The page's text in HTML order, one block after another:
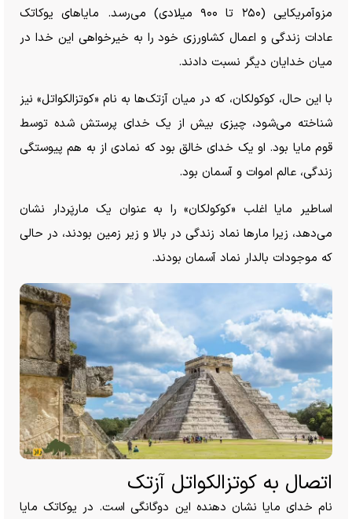
مزوآمریکایی (۲۵۰ تا ۹۰۰ میلادی) می‌رسد. مایا‌های یوکاتک
عادات زندگی و اعمال کشاورزی خود را به خیرخواهی این خدا در
میان خدایان دیگر نسبت دادند.
با این حال، کوکولکان، که در میان آزتک‌ها به نام «کوتزالکواتل» نیز
شناخته می‌شود، چیزی بیش از یک خدای پرستش شده توسط
قوم مایا بود. او یک خدای خالق بود که نمادی از به هم پیوستگی
زندگی، عالم اموات و آسمان بود.
اساطیر مایا اغلب «کوکولکان» را به عنوان یک مارپَردار نشان
می‌دهد، زیرا مار‌ها نماد زندگی در بالا و زیر زمین بودند، در حالی
که موجودات بالدار نماد آسمان بودند.
اتصال به کوتزالکواتل آزتک
نام خدای مایا نشان دهنده این دوگانگی است. در یوکاتک مایا